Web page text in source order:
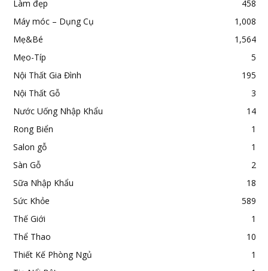
Làm đẹp
458
Máy móc – Dụng Cụ
1,008
Mẹ&Bé
1,564
Mẹo-Típ
5
Nội Thất Gia Đình
195
Nội Thất Gỗ
3
Nước Uống Nhập Khẩu
14
Rong Biển
1
Salon gỗ
1
Sàn Gỗ
2
Sữa Nhập Khẩu
18
Sức Khỏe
589
Thế Giới
1
Thể Thao
10
Thiết Kế Phòng Ngủ
1